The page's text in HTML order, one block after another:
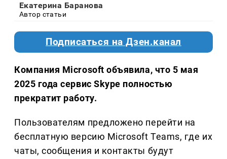
Екатерина Баранова
Автор статьи
Подписаться на Дзен.канал
Компания Microsoft объявила, что 5 мая
2025 года сервис Skype полностью
прекратит работу.
Пользователям предложено перейти на
бесплатную версию Microsoft Teams, где их
чаты, сообщения и контакты будут